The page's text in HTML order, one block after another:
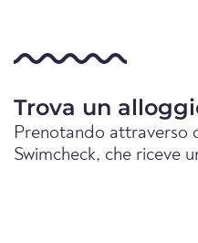
Trova un
Prenotando attraverso
Swimcheck, che riceve